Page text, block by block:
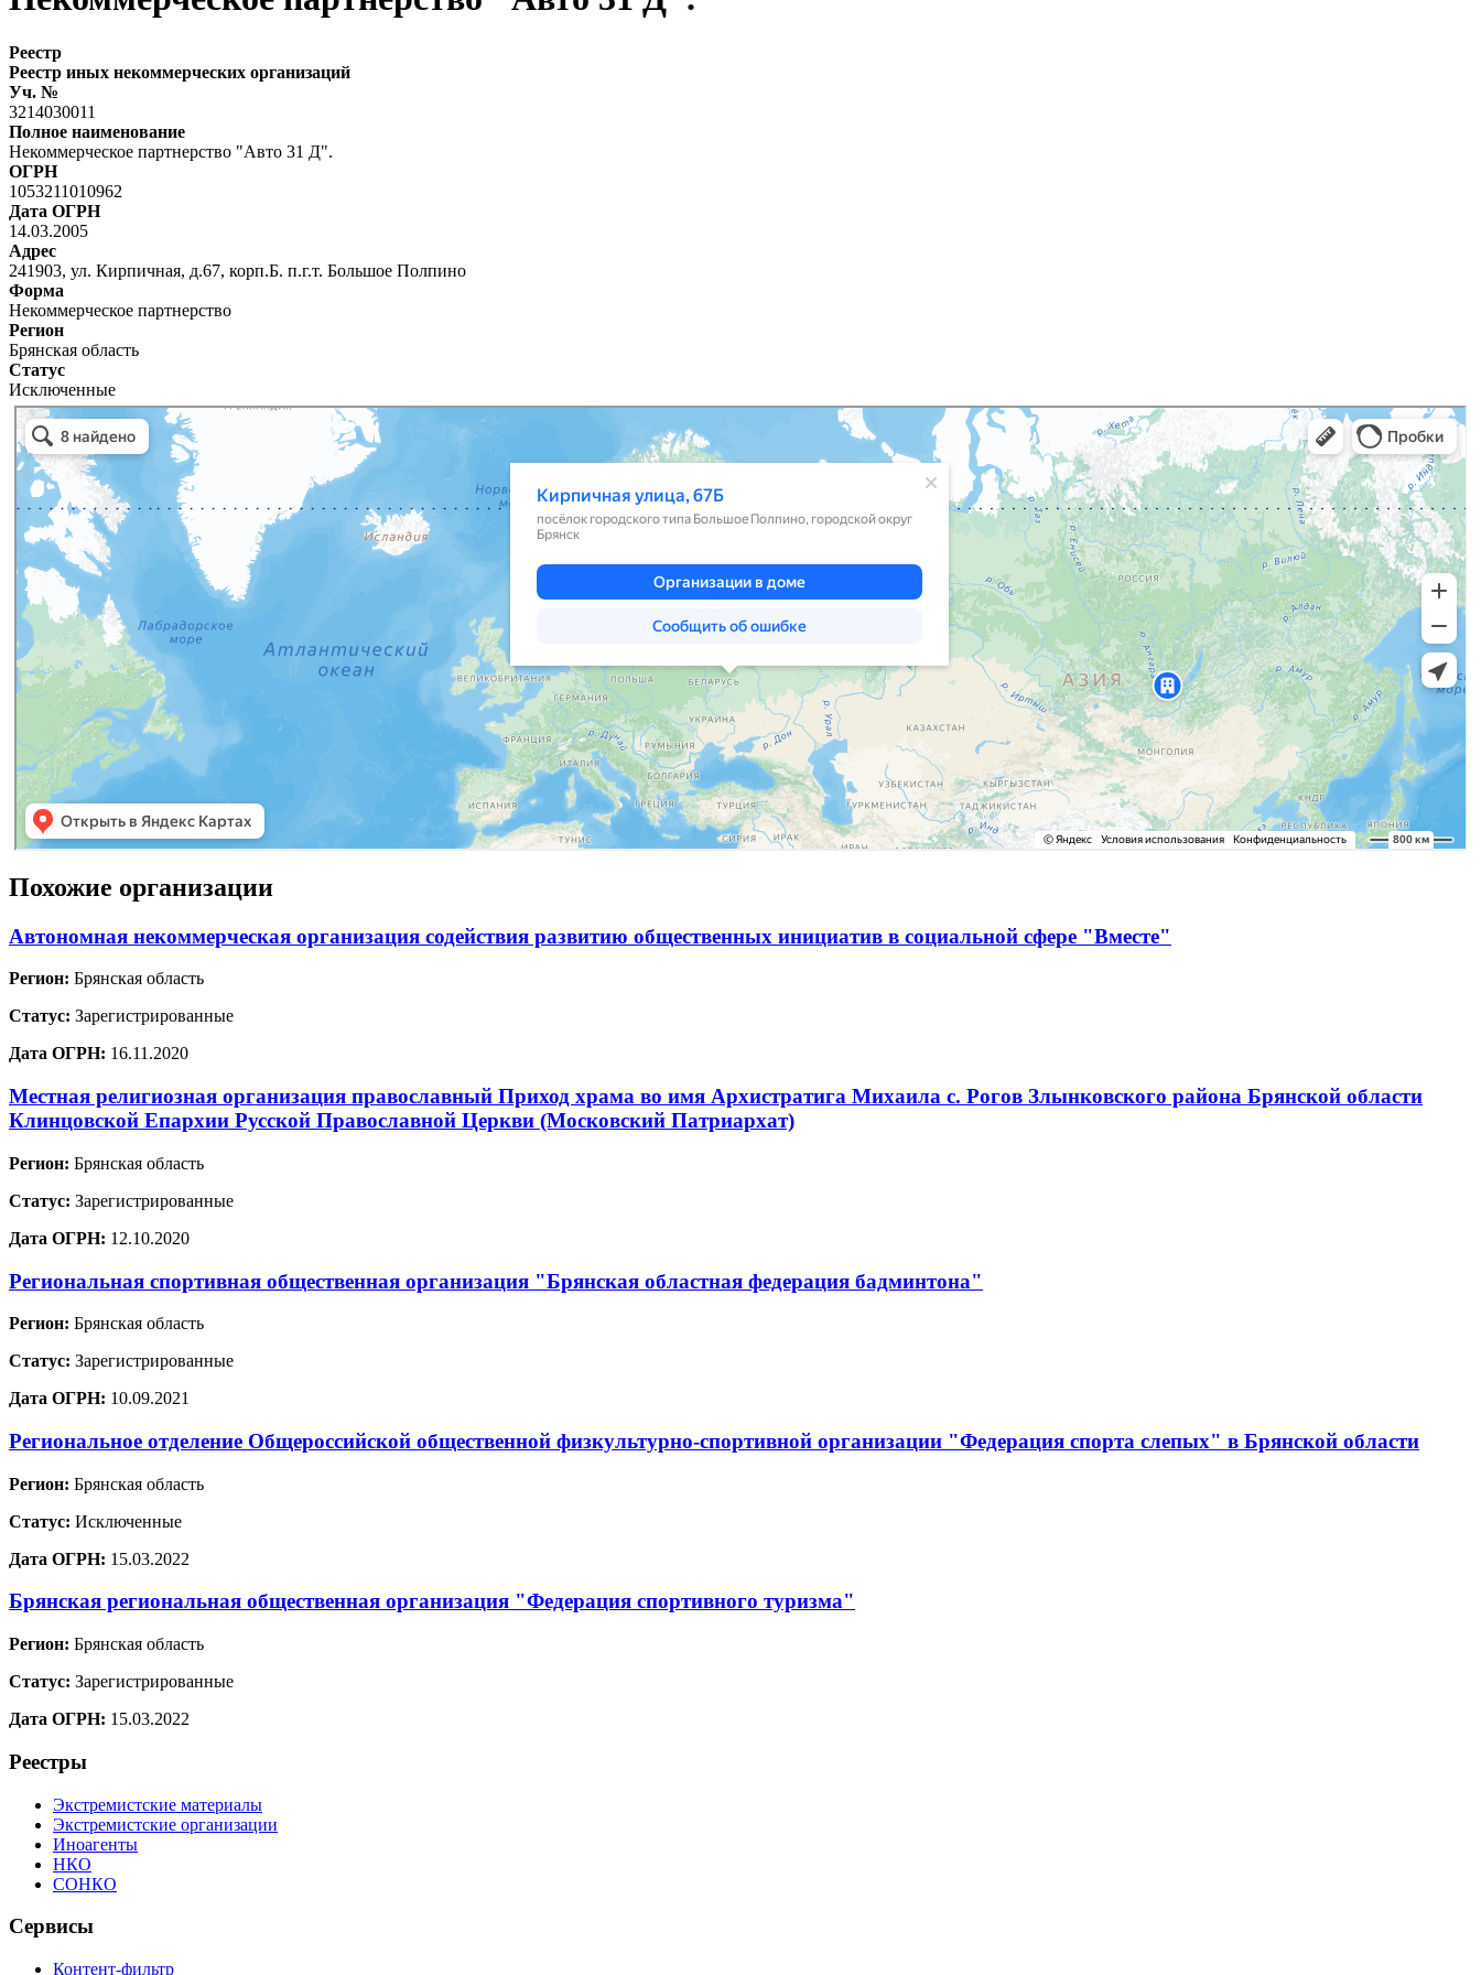
Реестр
Реестр иных некоммерческих организаций
Уч. №
3214030011
Полное наименование
Некоммерческое партнерство "Авто 31 Д".
ОГРН
1053211010962
Дата ОГРН
14.03.2005
Адрес
241903, ул. Кирпичная, д.67, корп.Б. п.г.т. Большое Полпино
Форма
Некоммерческое партнерство
Регион
Брянская область
Статус
Исключенные
Похожие организации
Автономная некоммерческая организация содействия развитию общественных инициатив в социальной сфере "Вместе"
Регион: Брянская область
Статус: Зарегистрированные
Дата ОГРН: 16.11.2020
Местная религиозная организация православный Приход храма во имя Архистратига Михаила с. Рогов Злынковского района Брянской области
Клинцовской Епархии Русской Православной Церкви (Московский Патриархат)
Регион: Брянская область
Статус: Зарегистрированные
Дата ОГРН: 12.10.2020
Региональная спортивная общественная организация "Брянская областная федерация бадминтона"
Регион: Брянская область
Статус: Зарегистрированные
Дата ОГРН: 10.09.2021
Региональное отделение Общероссийской общественной физкультурно-спортивной организации "Федерация спорта слепых" в Брянской области
Регион: Брянская область
Статус: Исключенные
Дата ОГРН: 15.03.2022
Брянская региональная общественная организация "Федерация спортивного туризма"
Регион: Брянская область
Статус: Зарегистрированные
Дата ОГРН: 15.03.2022
Реестры
Экстремистские материалы
Экстремистские организации
Иноагенты
НКО
СОНКО
Сервисы
Контент-фильтр